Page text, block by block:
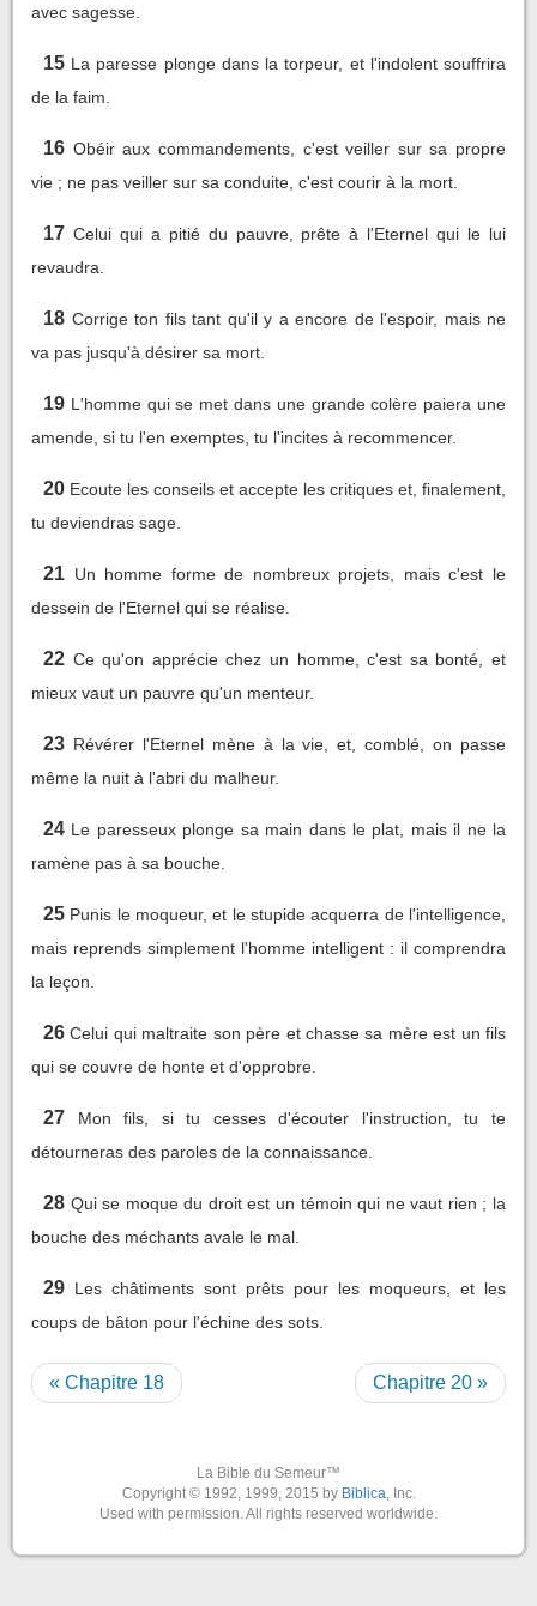
avec sagesse.
15 La paresse plonge dans la torpeur, et l'indolent souffrira
de la faim.
16 Obéir aux commandements, c'est veiller sur sa propre
vie ; ne pas veiller sur sa conduite, c'est courir à la mort.
17 Celui qui a pitié du pauvre, prête à l'Eternel qui le lui
revaudra.
18 Corrige ton fils tant qu'il y a encore de l'espoir, mais ne
va pas jusqu'à désirer sa mort.
19 L'homme qui se met dans une grande colère paiera une
amende, si tu l'en exemptes, tu l'incites à recommencer.
20 Ecoute les conseils et accepte les critiques et, finalement,
tu deviendras sage.
21 Un homme forme de nombreux projets, mais c'est le
dessein de l'Eternel qui se réalise.
22 Ce qu'on apprécie chez un homme, c'est sa bonté, et
mieux vaut un pauvre qu'un menteur.
23 Révérer l'Eternel mène à la vie, et, comblé, on passe
même la nuit à l'abri du malheur.
24 Le paresseux plonge sa main dans le plat, mais il ne la
ramène pas à sa bouche.
25 Punis le moqueur, et le stupide acquerra de l'intelligence,
mais reprends simplement l'homme intelligent : il comprendra
la leçon.
26 Celui qui maltraite son père et chasse sa mère est un fils
qui se couvre de honte et d'opprobre.
27
Mon fils, si tu cesses d'écouter l'instruction, tu te
détourneras des paroles de la connaissance.
28 Qui se moque du droit est un témoin qui ne vaut rien ; la
bouche des méchants avale le mal.
29 Les châtiments sont prêts pour les moqueurs, et les
coups de bâton pour l'échine des sots.
« Chapitre 18 Chapitre 20 »
La Bible du Semeur™
Copyright © 1992, 1999, 2015 by Biblica, Inc.
Used with permission. All rights reserved worldwide.